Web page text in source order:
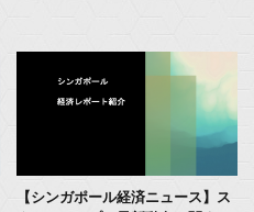
【シンガポール経済ニュース】ス